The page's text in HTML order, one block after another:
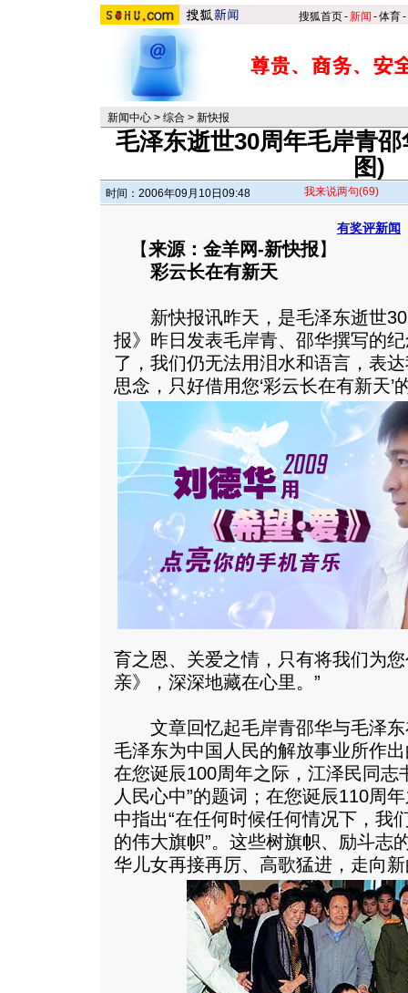
搜狐首页-新闻 -体育-
新闻中心 > 综合 > 新快报
毛泽东逝世30周年毛岸青
图)
时间：2006年09月10日09:48 我来说两句(69)
有奖评新闻
【来源：金羊网-新快报】
彩云长在有新天
新快报讯昨天，是毛泽东逝世30
报》昨日发表毛岸青、邵华撰写的
了，我们仍无法用泪水和语言，表
思念，只好借用您‘彩云长在有新天
育之恩、关爱之情，只有将我们
亲》，深深地藏在心里。”
文章回忆起毛岸青邵华与毛泽东
毛泽东为中国人民的解放事业所作
在您诞辰100周年之际，江泽民同志
人民心中”的题词；在您诞辰110周
中指出“在任何时候任何情况下，我
的伟大旗帜”。这些树旗帜、励斗志
华儿女再接再厉、高歌猛进，走向